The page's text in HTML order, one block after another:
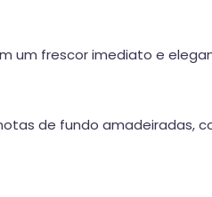
um frescor imediato e
de fundo amadeiradas,